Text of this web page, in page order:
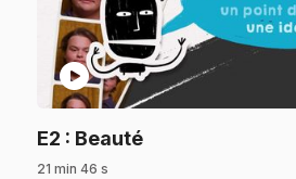
play_circle
E2 : Beauté.
21 min 46 s